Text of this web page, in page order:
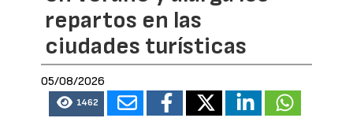
repartos en las
ciudades turísticas
05/08/2026
1462